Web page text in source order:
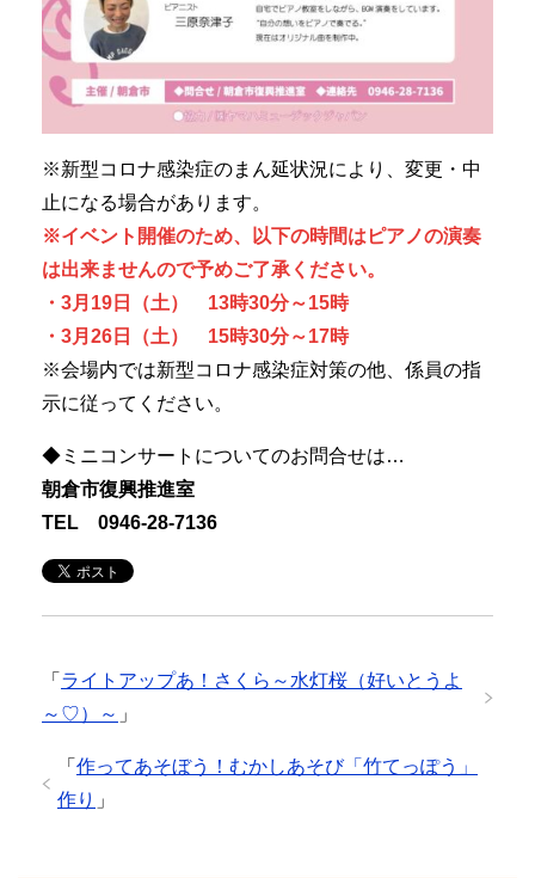
※新型コロナ感染症のまん延状況により、変更・中
止になる場合があります。
※イベント開催のため、以下の時間はピアノの演奏
は出来ませんので予めご了承ください。
・3月19日（土） 13時30分～15時
・3月26日（土） 15時30分～17時
※会場内では新型コロナ感染症対策の他、係員の指
示に従ってください。
◆ミニコンサートについてのお問合せは…
朝倉市復興推進室
TEL 0946-28-7136
「 ライトアップあ！さくら～水灯桜（好いとうよ
～♡）～ 」
「 作ってあそぼう！むかしあそび「竹てっぽう」
作り 」